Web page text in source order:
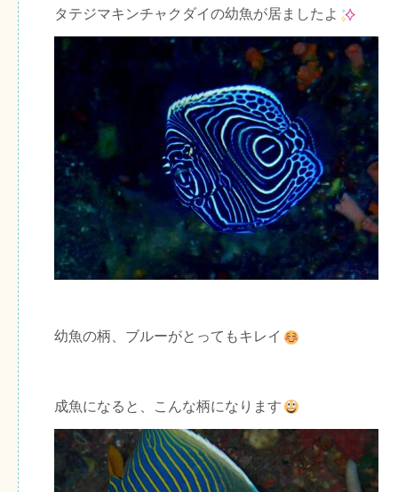
タテジマキンチャクダイの幼魚が居ましたよ
幼魚の柄、ブルーがとってもキレイ
成魚になると、こんな柄になります